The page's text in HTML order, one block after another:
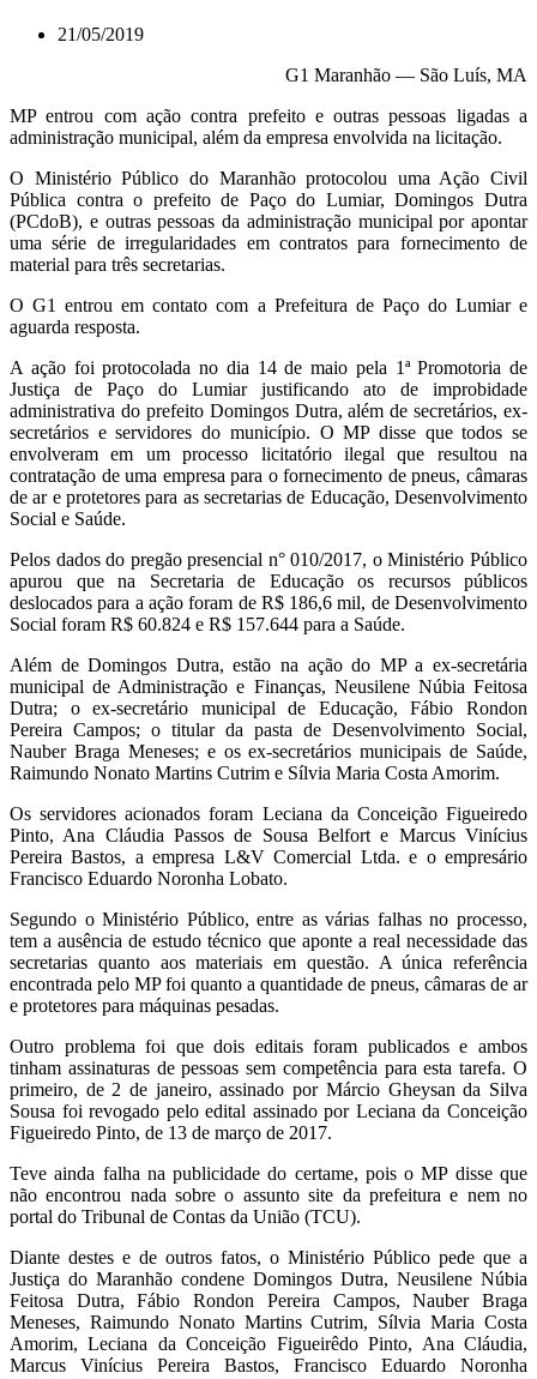
21/05/2019
G1 Maranhão — São Luís, MA
MP entrou com ação contra prefeito e outras pessoas ligadas a
administração municipal, além da empresa envolvida na licitação.
O Ministério Público do Maranhão protocolou uma Ação Civil
Pública contra o prefeito de Paço do Lumiar, Domingos Dutra
(PCdoB), e outras pessoas da administração municipal por apontar
uma série de irregularidades em contratos para fornecimento de
material para três secretarias.
O G1 entrou em contato com a Prefeitura de Paço do Lumiar e
aguarda resposta.
A ação foi protocolada no dia 14 de maio pela 1ª Promotoria de
Justiça de Paço do Lumiar justificando ato de improbidade
administrativa do prefeito Domingos Dutra, além de secretários, ex-
secretários e servidores do município. O MP disse que todos se
envolveram em um processo licitatório ilegal que resultou na
contratação de uma empresa para o fornecimento de pneus, câmaras
de ar e protetores para as secretarias de Educação, Desenvolvimento
Social e Saúde.
Pelos dados do pregão presencial n° 010/2017, o Ministério Público
apurou que na Secretaria de Educação os recursos públicos
deslocados para a ação foram de R$ 186,6 mil, de Desenvolvimento
Social foram R$ 60.824 e R$ 157.644 para a Saúde.
Além de Domingos Dutra, estão na ação do MP a ex-secretária
municipal de Administração e Finanças, Neusilene Núbia Feitosa
Dutra; o ex-secretário municipal de Educação, Fábio Rondon
Pereira Campos; o titular da pasta de Desenvolvimento Social,
Nauber Braga Meneses; e os ex-secretários municipais de Saúde,
Raimundo Nonato Martins Cutrim e Sílvia Maria Costa Amorim.
Os servidores acionados foram Leciana da Conceição Figueiredo
Pinto, Ana Cláudia Passos de Sousa Belfort e Marcus Vinícius
Pereira Bastos, a empresa L&V Comercial Ltda. e o empresário
Francisco Eduardo Noronha Lobato.
Segundo o Ministério Público, entre as várias falhas no processo,
tem a ausência de estudo técnico que aponte a real necessidade das
secretarias quanto aos materiais em questão. A única referência
encontrada pelo MP foi quanto a quantidade de pneus, câmaras de ar
e protetores para máquinas pesadas.
Outro problema foi que dois editais foram publicados e ambos
tinham assinaturas de pessoas sem competência para esta tarefa. O
primeiro, de 2 de janeiro, assinado por Márcio Gheysan da Silva
Sousa foi revogado pelo edital assinado por Leciana da Conceição
Figueiredo Pinto, de 13 de março de 2017.
Teve ainda falha na publicidade do certame, pois o MP disse que
não encontrou nada sobre o assunto site da prefeitura e nem no
portal do Tribunal de Contas da União (TCU).
Diante destes e de outros fatos, o Ministério Público pede que a
Justiça do Maranhão condene Domingos Dutra, Neusilene Núbia
Feitosa Dutra, Fábio Rondon Pereira Campos, Nauber Braga
Meneses, Raimundo Nonato Martins Cutrim, Sílvia Maria Costa
Amorim, Leciana da Conceição Figueirêdo Pinto, Ana Cláudia,
Marcus Vinícius Pereira Bastos, Francisco Eduardo Noronha